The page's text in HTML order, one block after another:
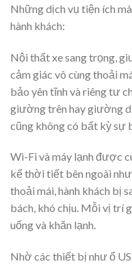
Những dịch vụ tiện ích
hành khách:
Nội thất xe sang trọng,
cảm giác vô cùng thoải
bảo yên tĩnh và riêng tư
giường trên hay giường
cũng không có bất kỳ sự
Wi-Fi và máy lạnh được
kể thời tiết bên ngoài
thoải mái, hành khách bị
bách, khó chịu. Mỗi vị trí
uống và khăn lạnh.
Nhờ các thiết bị như ổ